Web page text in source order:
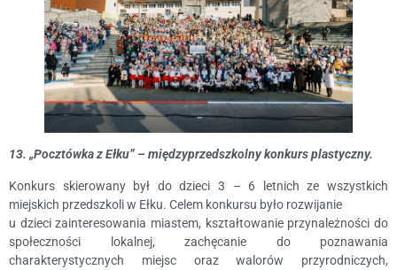
13. „Pocztówka z Ełku” – międzyprzedszkolny konkurs plastyczny.
Konkurs skierowany był do dzieci 3 – 6 letnich ze wszystkich
miejskich przedszkoli w Ełku. Celem konkursu było rozwijanie
u dzieci zainteresowania miastem, kształtowanie przynależności do
społeczności lokalnej, zachęcanie do poznawania
charakterystycznych miejsc oraz walorów przyrodniczych,